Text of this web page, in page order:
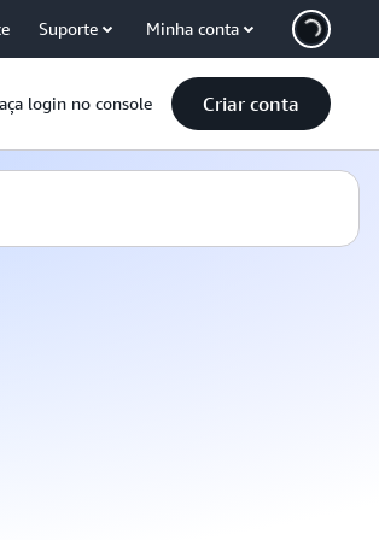
Suporte Minha conta
login no console Criar conta